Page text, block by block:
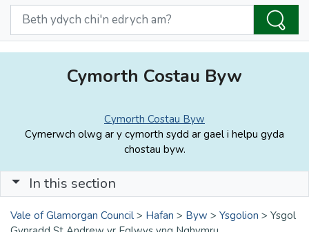
Cymorth Costau Byw
Cymorth Costau Byw
Cymerwch olwg ar y cymorth sydd ar gael i helpu gyda
chostau byw.
In this section
Vale of Glamorgan Council > Hafan > Byw > Ysgolion > Ysgol